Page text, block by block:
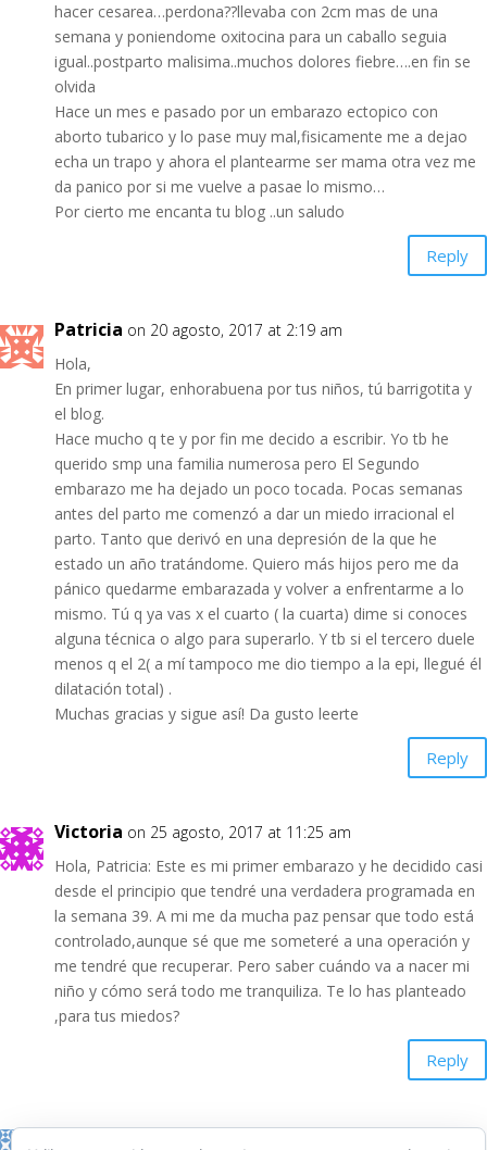
hacer cesarea…perdona??llevaba con 2cm mas de una
semana y poniendome oxitocina para un caballo seguia
igual..postparto malisima..muchos dolores fiebre….en fin se
olvida
Hace un mes e pasado por un embarazo ectopico con
aborto tubarico y lo pase muy mal,fisicamente me a dejao
echa un trapo y ahora el plantearme ser mama otra vez me
da panico por si me vuelve a pasae lo mismo…
Por cierto me encanta tu blog ..un saludo
Reply
Patricia on 20 agosto, 2017 at 2:19 am
Hola,
En primer lugar, enhorabuena por tus niños, tú barrigotita y
el blog.
Hace mucho q te y por fin me decido a escribir. Yo tb he
querido smp una familia numerosa pero El Segundo
embarazo me ha dejado un poco tocada. Pocas semanas
antes del parto me comenzó a dar un miedo irracional el
parto. Tanto que derivó en una depresión de la que he
estado un año tratándome. Quiero más hijos pero me da
pánico quedarme embarazada y volver a enfrentarme a lo
mismo. Tú q ya vas x el cuarto ( la cuarta) dime si conoces
alguna técnica o algo para superarlo. Y tb si el tercero duele
menos q el 2( a mí tampoco me dio tiempo a la epi, llegué él
dilatación total) .
Muchas gracias y sigue así! Da gusto leerte
Reply
Victoria on 25 agosto, 2017 at 11:25 am
Hola, Patricia: Este es mi primer embarazo y he decidido casi
desde el principio que tendré una verdadera programada en
la semana 39. A mi me da mucha paz pensar que todo está
controlado,aunque sé que me someteré a una operación y
me tendré que recuperar. Pero saber cuándo va a nacer mi
niño y cómo será todo me tranquiliza. Te lo has planteado
,para tus miedos?
Reply
Ana liz Fernández on 16 junio, 2019 at 7:56 am